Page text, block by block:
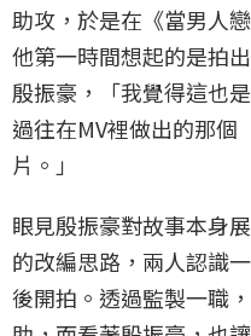
助攻，於是在《當男人
他第一時間想起的是拍
殷振豪，「我覺得這也
過往在MV裡做出的那個
片。」
眼見殷振豪對故事本身
的改編思路，兩人認識
後開拍。透過監製一職